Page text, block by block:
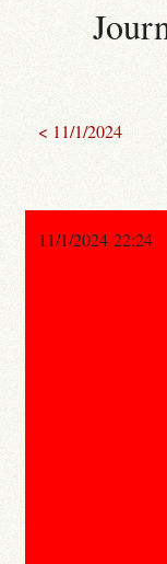
< 11/1/2024
11/1/2024 22:24